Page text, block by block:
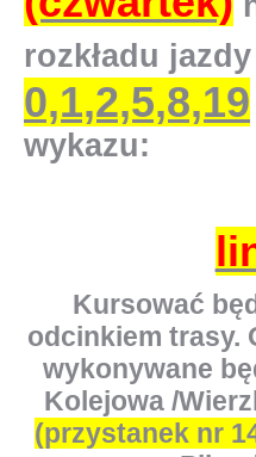
rozkładu jazdy
0,1,2,5,8,19
wykazu:
Kursować
odcinkiem trasy.
wykonywane
Kolejowa /
(przystanek nr